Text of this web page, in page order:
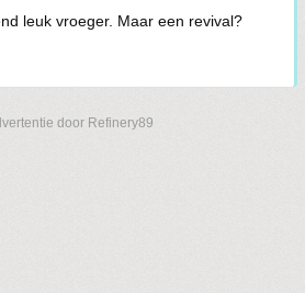
leuk vroeger. Maar een revival?
door Refinery89